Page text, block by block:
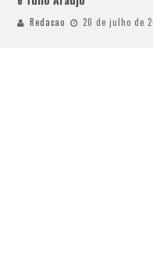
Redacao 20 de julho de